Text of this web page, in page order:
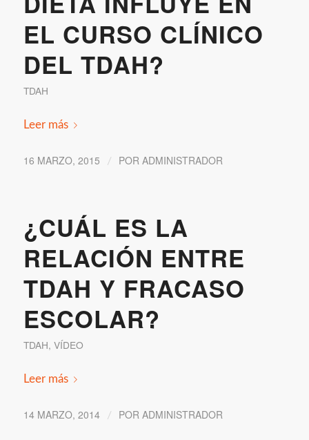
EL CURSO CLÍNICO
DEL TDAH?
TDAH
Leer más
16 MARZO, 2015 / POR ADMINISTRADOR
¿CUÁL ES LA
RELACIÓN ENTRE
TDAH Y FRACASO
ESCOLAR?
TDAH, VÍDEO
Leer más
14 MARZO, 2014 / POR ADMINISTRADOR